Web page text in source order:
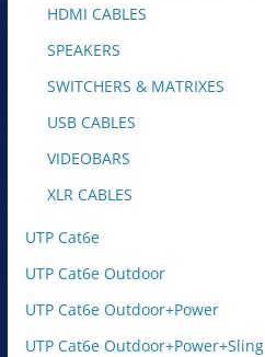
HDMI CABLES
SPEAKERS
SWITCHERS & MATRIXES
USB CABLES
VIDEOBARS
XLR CABLES
UTP Cat6e
UTP Cat6e Outdoor
UTP Cat6e Outdoor+Power
UTP Cat6e Outdoor+Power+Sling